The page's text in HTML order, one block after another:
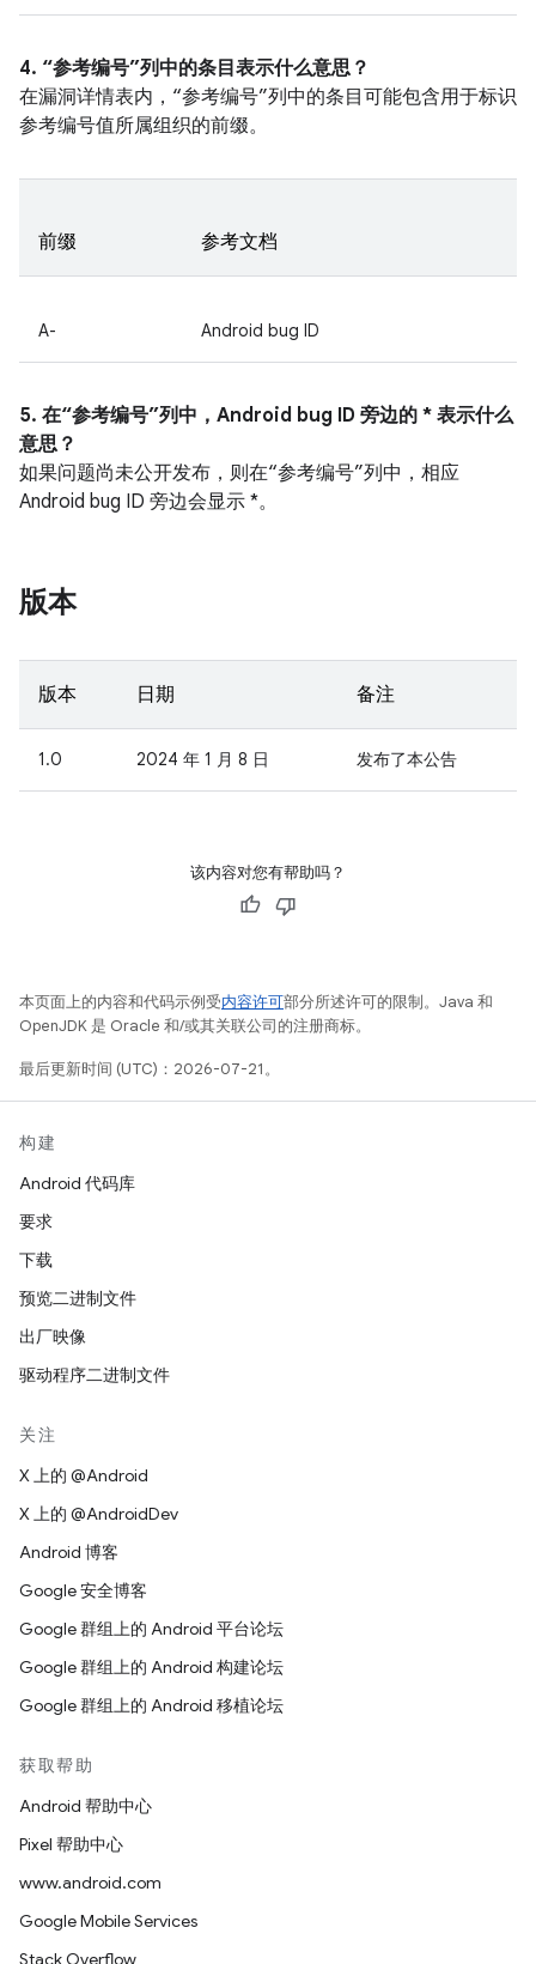
4. “参考编号”列中的条目表示什么意思？
在漏洞详情表内，“参考编号”列中的条目可能包含用于标识
参考编号值所属组织的前缀。
前缀 参考文档
A- Android bug ID
5. 在“参考编号”列中，Android bug ID 旁边的 * 表示什么
意思？
如果问题尚未公开发布，则在“参考编号”列中，相应
Android bug ID 旁边会显示 *。
版本
版本 日期 备注
1.0 2024 年 1 月 8 日 发布了本公告
该内容对您有帮助吗？
本页面上的内容和代码示例受内容许可部分所述许可的限制。Java 和
OpenJDK 是 Oracle 和/或其关联公司的注册商标。
最后更新时间 (UTC)：2026-07-21。
构建
Android 代码库
要求
下载
预览二进制文件
出厂映像
驱动程序二进制文件
关注
X 上的 @Android
X 上的 @AndroidDev
Android 博客
Google 安全博客
Google 群组上的 Android 平台论坛
Google 群组上的 Android 构建论坛
Google 群组上的 Android 移植论坛
获取帮助
Android 帮助中心
Pixel 帮助中心
www.android.com
Google Mobile Services
Stack Overflow